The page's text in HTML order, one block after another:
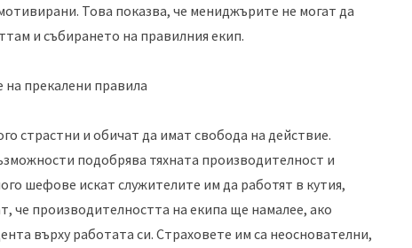
Това показва, че мениджърите не могат да
и събирането на правилния екип.
на прекалени правила
страстни и обичат да имат свобода на действие.
подобрява тяхната производителност и
шефове искат служителите им да работят в кутия,
че производителността на екипа ще намалее, ако
върху работата си. Страховете им са неоснователни,